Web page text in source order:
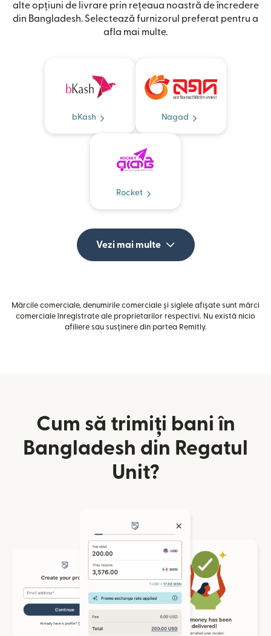
alte opțiuni de livrare prin rețeaua noastră de încredere
din Bangladesh. Selectează furnizorul preferat pentru a
afla mai multe.
bKash Nagad
Rocket
Vezi mai multe
Mărcile comerciale, denumirile comerciale și siglele afișate sunt mărci
comerciale înregistrate ale proprietarilor respectivi. Nu există nicio
afiliere sau susținere din partea Remitly.
Cum să trimiți bani în
Bangladesh din Regatul
Unit?